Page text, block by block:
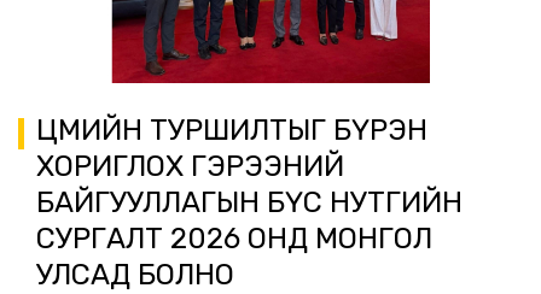
ЦӨМИЙН ТУРШИЛТЫГ БҮРЭН
ХОРИГЛОХ ГЭРЭЭНИЙ
БАЙГУУЛЛАГЫН БҮС НУТГИЙН
СУРГАЛТ 2026 ОНД МОНГОЛ
УЛСАД БОЛНО